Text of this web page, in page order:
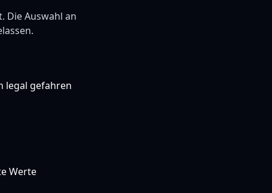
Die Auswahl an
legal gefahren
Werte